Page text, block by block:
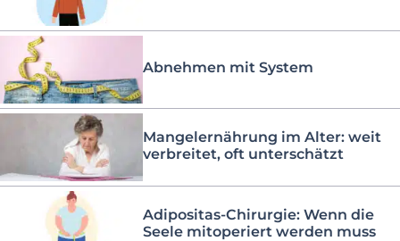
Abnehmen mit System
Mangelernährung im Alter: weit
verbreitet, oft unterschätzt
Adipositas-Chirurgie: Wenn die
Seele mitoperiert werden muss